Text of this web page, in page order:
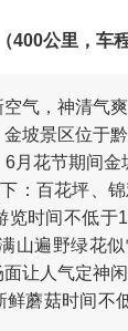
400公里，车
气，神清气
金坡景区位于
月花节期间金
：百花坪、锦
览时间不低于
山遍野绿花
让人气定神
鲜蘑菇时间不